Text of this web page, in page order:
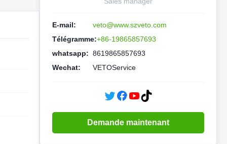
E-mail:
veto@www.szveto.com
Télégramme:+86-19865857693
whatsapp: 8619865857693
Wechat:
VETOService
Demande maintenant